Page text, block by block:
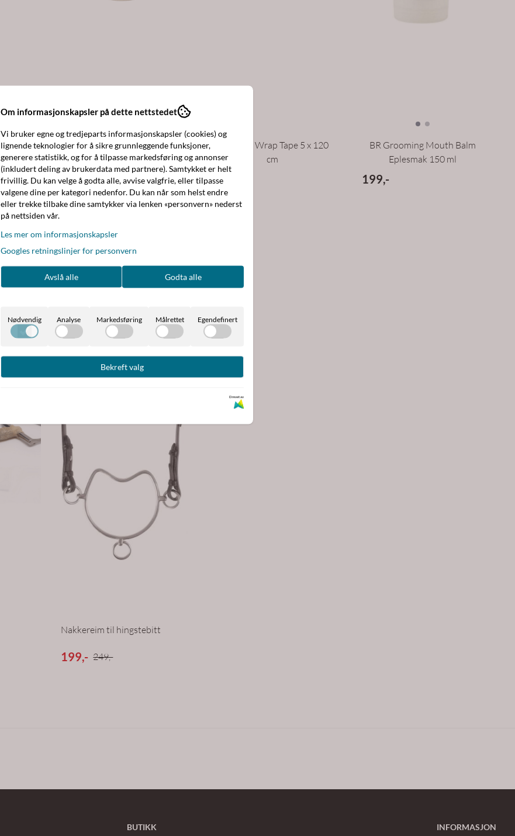
Trikem Vaselin – For tørr og
sprukken hud, ...
52,- 65,-
Fager Bit Wrap Tape 5 x 120
cm
290,-
BR Grooming Mouth Balm
Eplesmak 150 ml
199,-
Nakkereim til hingstebitt
199,- 249,-
BUTIKK INFORMASJON
Om informasjonskapsler på dette nettstedet
Vi bruker egne og tredjeparts informasjonskapsler (cookies) og
lignende teknologier for å sikre grunnleggende funksjoner,
generere statistikk, og for å tilpasse markedsføring og annonser
(inkludert deling av brukerdata med partnere). Samtykket er helt
frivillig. Du kan velge å godta alle, avvise valgfrie, eller tilpasse
valgene dine per kategori nedenfor. Du kan når som helst endre
eller trekke tilbake dine samtykker via lenken «personvern» nederst
på nettsiden vår.
Les mer om informasjonskapsler
Googles retningslinjer for personvern
Avslå alle Godta alle
Nødvendig Analyse Markedsføring Målrettet Egendefinert
Bekreft valg
Drevet av